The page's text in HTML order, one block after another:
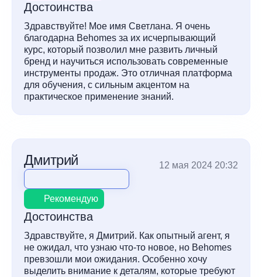
Достоинства
Здравствуйте! Мое имя Светлана. Я очень
благодарна Behomes за их исчерпывающий
курс, который позволил мне развить личный
бренд и научиться использовать современные
инструменты продаж. Это отличная платформа
для обучения, с сильным акцентом на
практическое применение знаний.
Дмитрий 12 мая 2024 20:32
Рекомендую
Достоинства
Здравствуйте, я Дмитрий. Как опытный агент, я
не ожидал, что узнаю что-то новое, но Behomes
превзошли мои ожидания. Особенно хочу
выделить внимание к деталям, которые требуют